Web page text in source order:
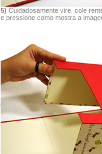
5) Cuidadosamente vire, cole
e pressione como mostra a